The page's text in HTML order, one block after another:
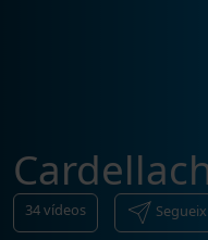
34vídeos